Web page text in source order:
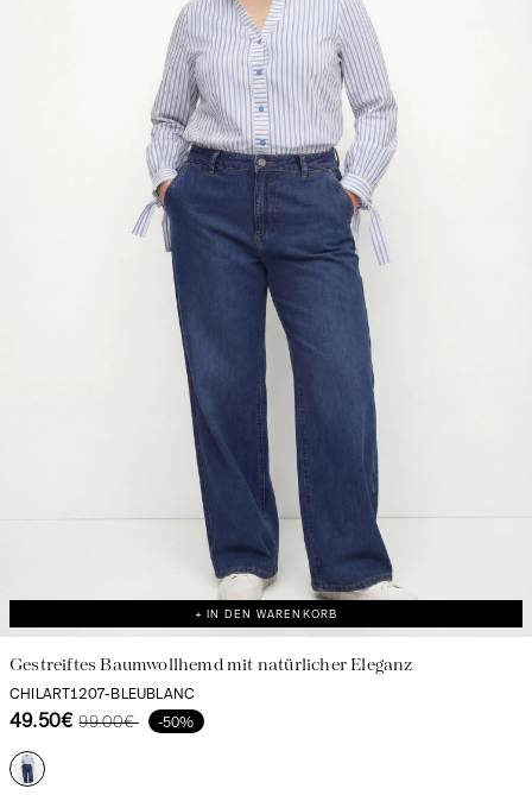
+ IN DEN WARENKORB
Gestreiftes Baumwollhemd mit natürlicher Eleganz
CHILART1207-BLEUBLANC
49.50€ 99.00€ -50%